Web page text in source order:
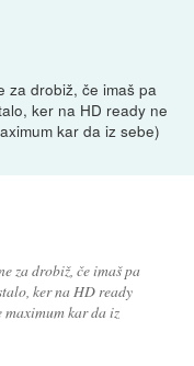
za drobiž, če imaš pa
ker na HD ready ne
kar da iz sebe)
za drobiž, če imaš pa
ker na HD ready
maximum kar da iz